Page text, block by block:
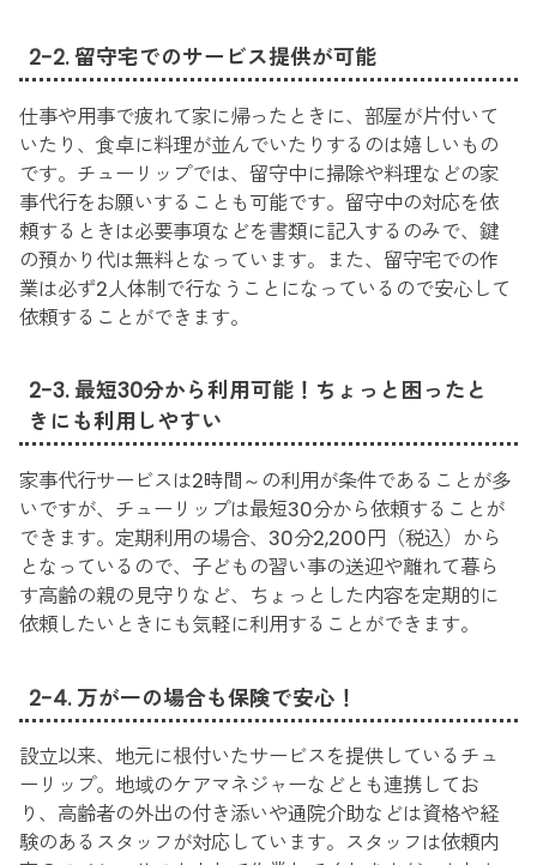
2-2. 留守宅でのサービス提供が可能
仕事や用事で疲れて家に帰ったときに、部屋が片付いて
いたり、食卓に料理が並んでいたりするのは嬉しいもの
です。チューリップでは、留守中に掃除や料理などの家
事代行をお願いすることも可能です。留守中の対応を依
頼するときは必要事項などを書類に記入するのみで、鍵
の預かり代は無料となっています。また、留守宅での作
業は必ず2人体制で行なうことになっているので安心して
依頼することができます。
2-3. 最短30分から利用可能！ちょっと困ったと
きにも利用しやすい
家事代行サービスは2時間～の利用が条件であることが多
いですが、チューリップは最短30分から依頼することが
できます。定期利用の場合、30分2,200円（税込）から
となっているので、子どもの習い事の送迎や離れて暮ら
す高齢の親の見守りなど、ちょっとした内容を定期的に
依頼したいときにも気軽に利用することができます。
2-4. 万が一の場合も保険で安心！
設立以来、地元に根付いたサービスを提供しているチュ
ーリップ。地域のケアマネジャーなどとも連携してお
り、高齢者の外出の付き添いや通院介助などは資格や経
験のあるスタッフが対応しています。スタッフは依頼内